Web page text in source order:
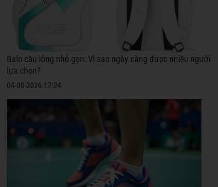
Balo cầu lông nhỏ gọn: Vì sao ngày càng được nhiều người
lựa chọn?
04-08-2026 17:24